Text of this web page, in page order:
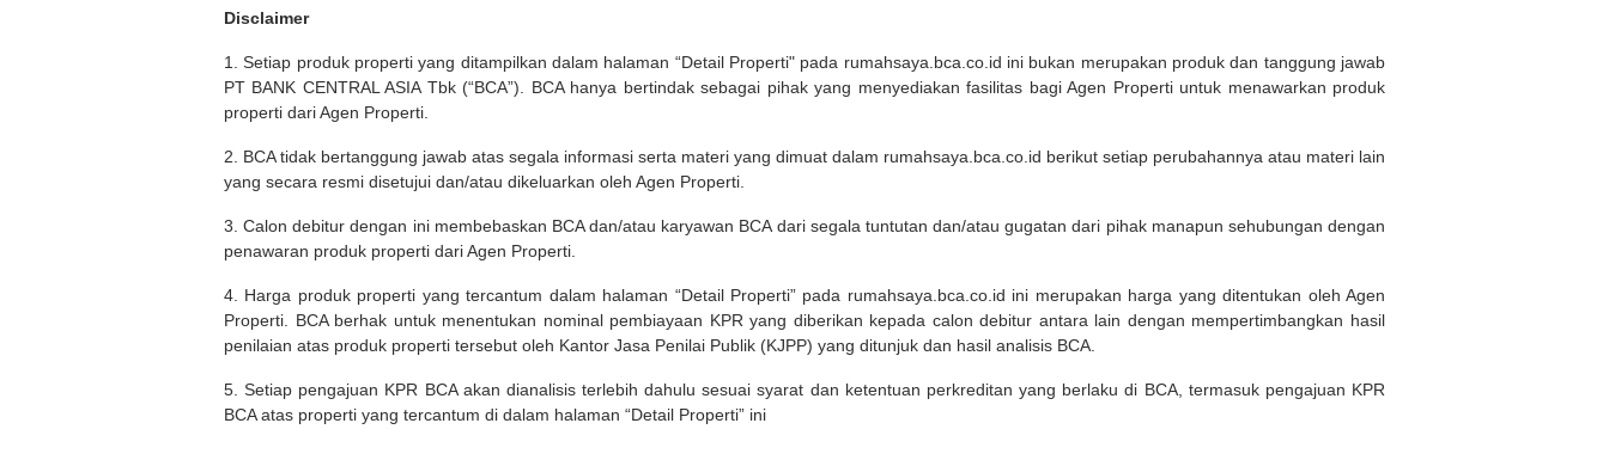
Disclaimer
1. Setiap produk properti yang ditampilkan dalam halaman “Detail Properti" pada rumahsaya.bca.co.id ini bukan merupakan produk dan tanggung jawab
PT BANK CENTRAL ASIA Tbk (“BCA”). BCA hanya bertindak sebagai pihak yang menyediakan fasilitas bagi Agen Properti untuk menawarkan produk
properti dari Agen Properti.
2. BCA tidak bertanggung jawab atas segala informasi serta materi yang dimuat dalam rumahsaya.bca.co.id berikut setiap perubahannya atau materi lain
yang secara resmi disetujui dan/atau dikeluarkan oleh Agen Properti.
3. Calon debitur dengan ini membebaskan BCA dan/atau karyawan BCA dari segala tuntutan dan/atau gugatan dari pihak manapun sehubungan dengan
penawaran produk properti dari Agen Properti.
4. Harga produk properti yang tercantum dalam halaman “Detail Properti” pada rumahsaya.bca.co.id ini merupakan harga yang ditentukan oleh Agen
Properti. BCA berhak untuk menentukan nominal pembiayaan KPR yang diberikan kepada calon debitur antara lain dengan mempertimbangkan hasil
penilaian atas produk properti tersebut oleh Kantor Jasa Penilai Publik (KJPP) yang ditunjuk dan hasil analisis BCA.
5. Setiap pengajuan KPR BCA akan dianalisis terlebih dahulu sesuai syarat dan ketentuan perkreditan yang berlaku di BCA, termasuk pengajuan KPR
BCA atas properti yang tercantum di dalam halaman “Detail Properti” ini